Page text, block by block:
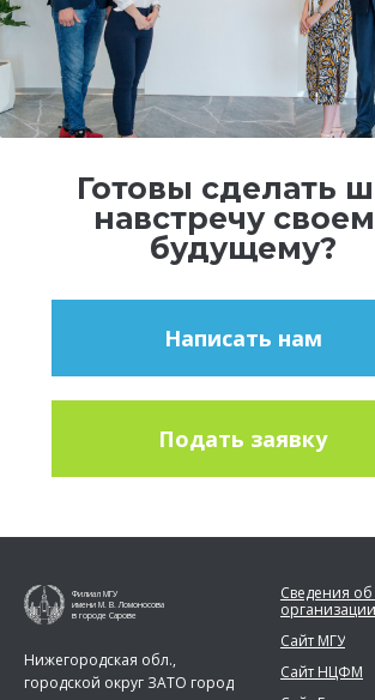
Готовы сделать
навстречу
будущему?
Написать нам
Подать заявку
Филиал МГУ
имени М. В. Ломоносова
в городе Сарове
Нижегородская обл.,
городской округ ЗАТО город
Сведения
организации
Сайт МГУ
Сайт НЦФМ